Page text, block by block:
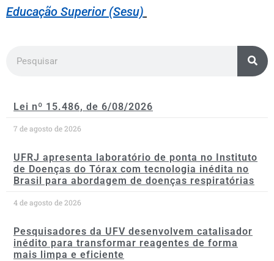
Educação Superior (Sesu)
Lei nº 15.486, de 6/08/2026
7 de agosto de 2026
UFRJ apresenta laboratório de ponta no Instituto
de Doenças do Tórax com tecnologia inédita no
Brasil para abordagem de doenças respiratórias
4 de agosto de 2026
Pesquisadores da UFV desenvolvem catalisador
inédito para transformar reagentes de forma
mais limpa e eficiente